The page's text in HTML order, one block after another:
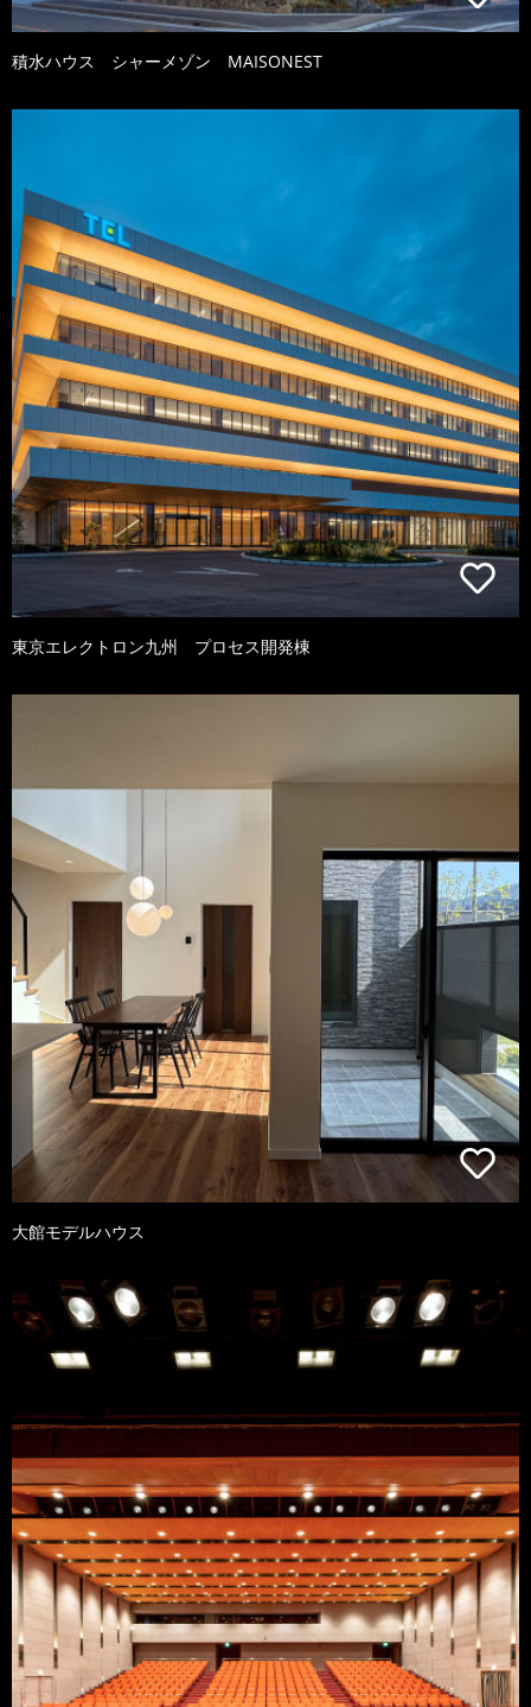
積水ハウス シャーメゾン MAISONEST
東京エレクトロン九州 プロセス開発棟
大館モデルハウス